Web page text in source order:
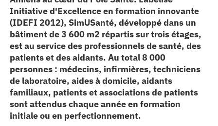
écologique
CONNECTÉ
Initiative d'Excellence en formation innovante
(IDEFI 2012), SimUSanté, développé dans un
bâtiment de 3 600 m2 répartis sur trois étages,
est au service des professionnels de santé, des
patients et des aidants. Au total 8 000
personnes : médecins, infirmières, techniciens
de laboratoire, aides à domicile, aidants
familiaux, patients et associations de patients
sont attendus chaque année en formation
initiale ou en perfectionnement.